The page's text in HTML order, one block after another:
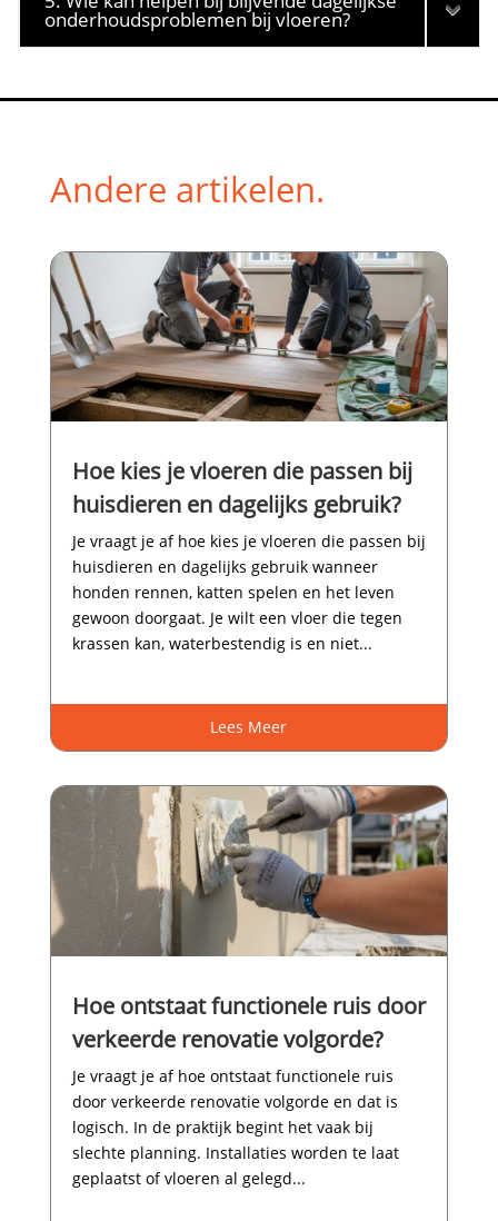
onderhoudsproblemen bij vloeren?
Andere artikelen.
Hoe kies je vloeren die passen bij
huisdieren en dagelijks gebruik?
Je vraagt je af hoe kies je vloeren die passen bij
huisdieren en dagelijks gebruik wanneer
honden rennen, katten spelen en het leven
gewoon doorgaat.​ Je wilt een vloer die tegen
krassen kan, waterbestendig is en niet...
Lees Meer
Hoe ontstaat functionele ruis door
verkeerde renovatie volgorde?
Je vraagt je af hoe ontstaat functionele ruis
door verkeerde renovatie volgorde en dat is
logisch.​ In de praktijk begint het vaak bij
slechte planning.​ Installaties worden te laat
geplaatst of vloeren al gelegd...